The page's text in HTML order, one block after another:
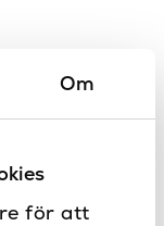
Om
för att
tillbehör